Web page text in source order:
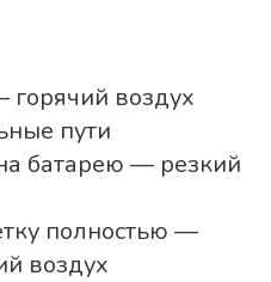
воздух
пути
батарею — резкий
полностью —
воздух